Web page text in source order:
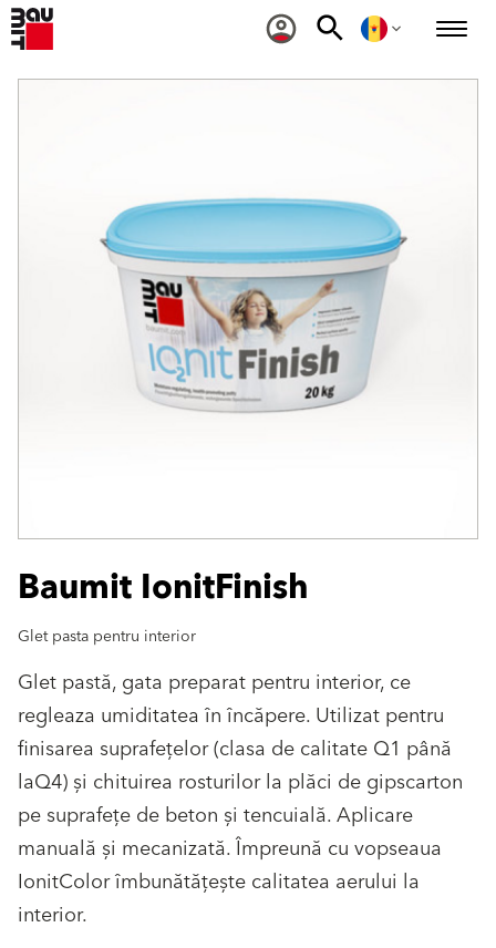
Baumit IonitFinish
Glet pasta pentru interior
Glet pastă, gata preparat pentru interior, ce
regleaza umiditatea în încăpere. Utilizat pentru
finisarea suprafeţelor (clasa de calitate Q1 până
laQ4) și chituirea rosturilor la plăci de gipscarton
pe suprafeţe de beton și tencuială. Aplicare
manuală și mecanizată. Împreună cu vopseaua
IonitColor îmbunătăţește calitatea aerului la
interior.